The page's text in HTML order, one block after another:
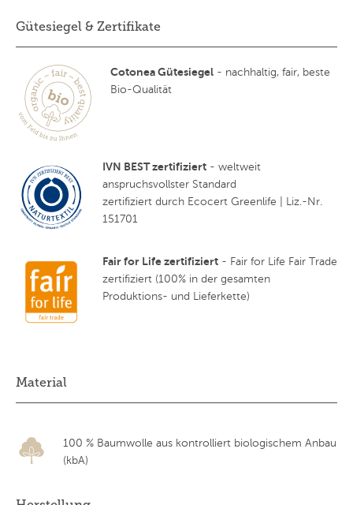
Gütesiegel & Zertifikate
Cotonea Gütesiegel - nachhaltig, fair, beste
Bio-Qualität
IVN BEST zertifiziert - weltweit
anspruchsvollster Standard
zertifiziert durch Ecocert Greenlife | Liz.-Nr.
151701
Fair for Life zertifiziert - Fair for Life Fair Trade
zertifiziert (100% in der gesamten
Produktions- und Lieferkette)
Material
100 % Baumwolle aus kontrolliert biologischem Anbau
(kbA)